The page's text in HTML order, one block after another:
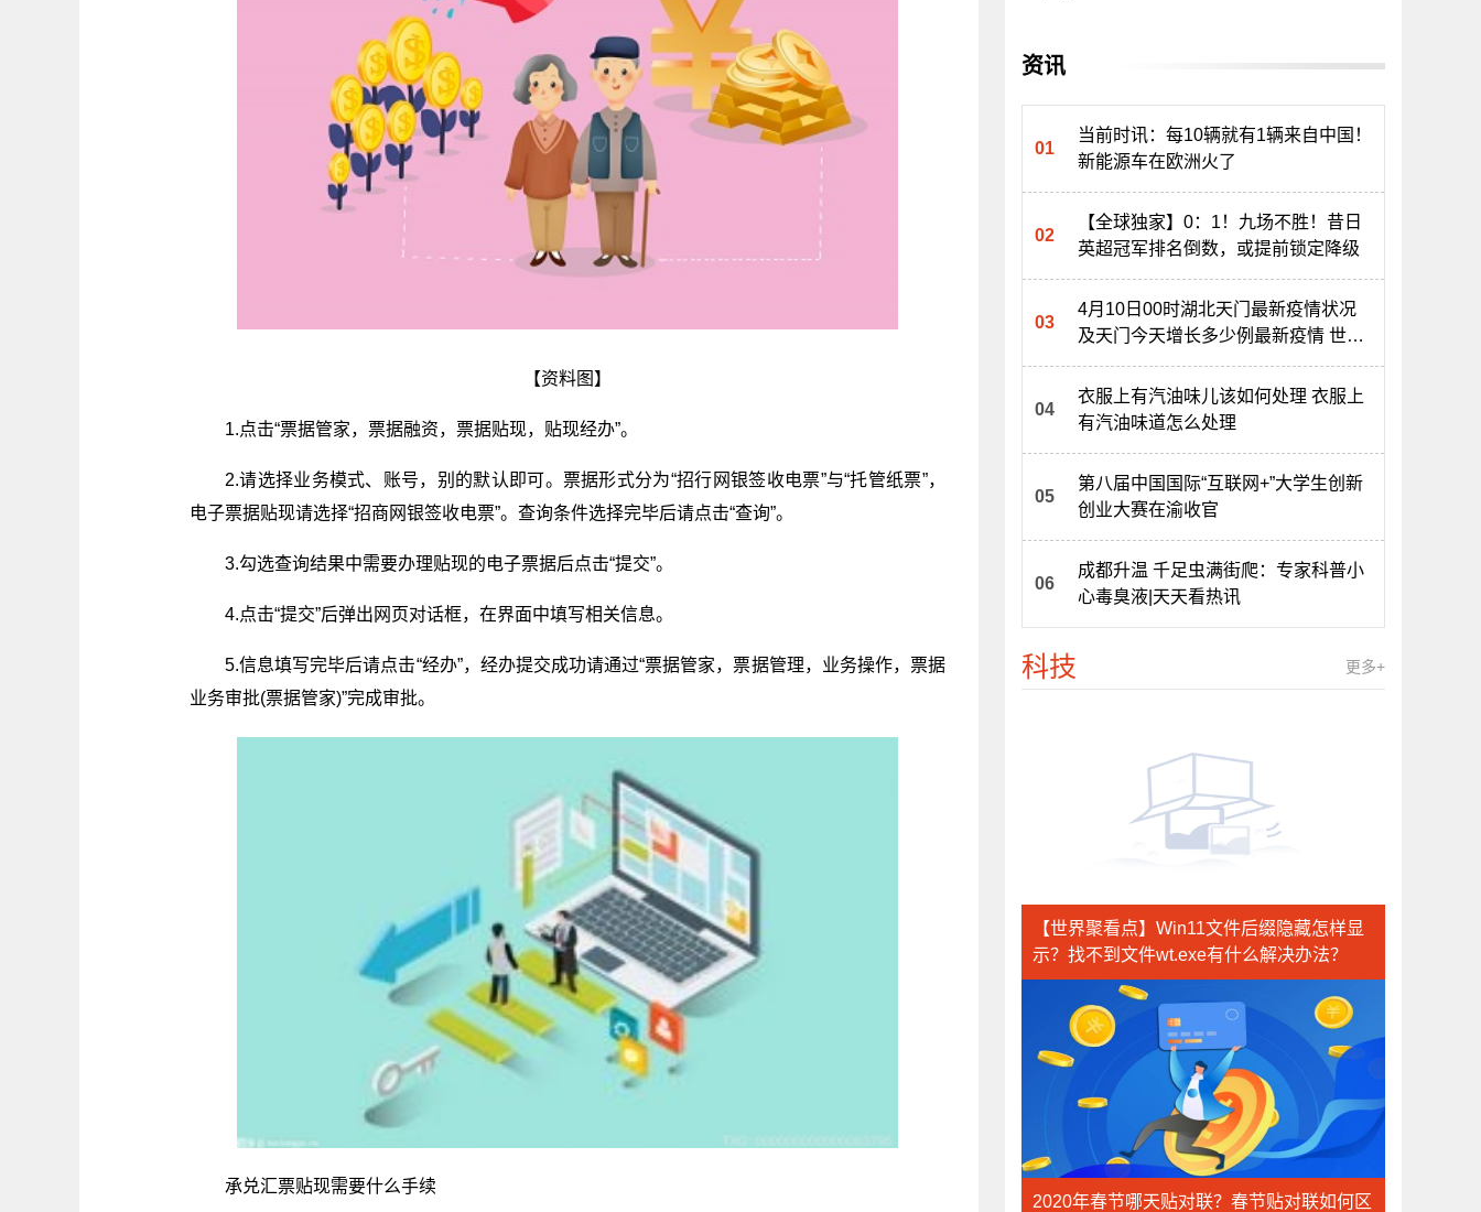
【资料图】
1.点击“票据管家，票据融资，票据贴现，贴现经办”。
2.请选择业务模式、账号，别的默认即可。票据形式分为“招行网银签收电票”与“托管纸票”，
电子票据贴现请选择“招商网银签收电票”。查询条件选择完毕后请点击“查询”。
3.勾选查询结果中需要办理贴现的电子票据后点击“提交”。
4.点击“提交”后弹出网页对话框，在界面中填写相关信息。
5.信息填写完毕后请点击“经办”，经办提交成功请通过“票据管家，票据管理，业务操作，票据
业务审批(票据管家)”完成审批。
承兑汇票贴现需要什么手续
资讯
当前时讯：每10辆就有1辆来自中国！
新能源车在欧洲火了
【全球独家】0：1！九场不胜！昔日
英超冠军排名倒数，或提前锁定降级
4月10日00时湖北天门最新疫情状况
及天门今天增长多少例最新疫情 世界
动态
衣服上有汽油味儿该如何处理 衣服上
有汽油味道怎么处理
第八届中国国际“互联网+”大学生创新
创业大赛在渝收官
成都升温 千足虫满街爬：专家科普小
心毒臭液|天天看热讯
科技 更多+
【世界聚看点】Win11文件后缀隐藏怎样显
示？找不到文件wt.exe有什么解决办法？
2020年春节哪天贴对联？春节贴对联如何区